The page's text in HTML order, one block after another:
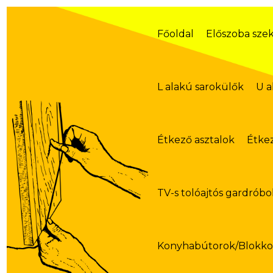
Skip
Főoldal Előszoba
L alakú sarokülők U
Étkező asztalok
TV-s tolóajtós
Konyhabútorok/